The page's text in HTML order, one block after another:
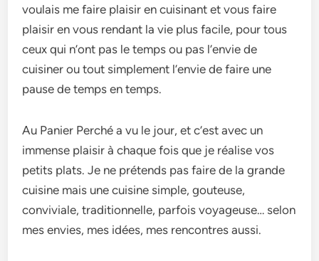
voulais me faire plaisir en cuisinant et vous faire
plaisir en vous rendant la vie plus facile, pour tous
ceux qui n’ont pas le temps ou pas l’envie de
cuisiner ou tout simplement l’envie de faire une
pause de temps en temps.
Au Panier Perché a vu le jour, et c’est avec un
immense plaisir à chaque fois que je réalise vos
petits plats. Je ne prétends pas faire de la grande
cuisine mais une cuisine simple, gouteuse,
conviviale, traditionnelle, parfois voyageuse… selon
mes envies, mes idées, mes rencontres aussi.